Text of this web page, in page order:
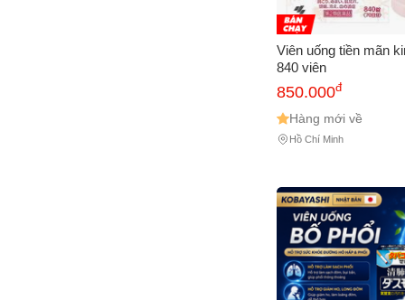
Viên uống tiền mãn
840 viên
850.000đ
Hàng mới về
Hồ Chí Minh